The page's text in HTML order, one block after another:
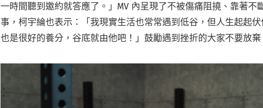
一時間聽到邀約就答應了。」MV 內呈現了不被傷痛阻撓、靠著不
事，柯宇綸也表示：「我現實生活也常常遇到低谷，但人生起起
也是很好的養分，谷底就由他吧！」鼓勵遇到挫折的大家不要放棄